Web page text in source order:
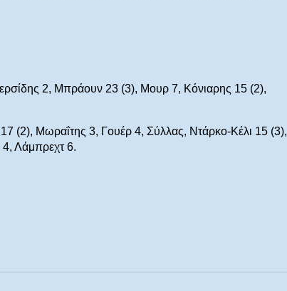
2, Μπράουν 23 (3), Μουρ 7, Κόνιαρης 15 (2),
(2), Μωραΐτης 3, Γουέρ 4, Σύλλας, Ντάρκο-Κέλι 15 (3),
Λάμπρεχτ 6.